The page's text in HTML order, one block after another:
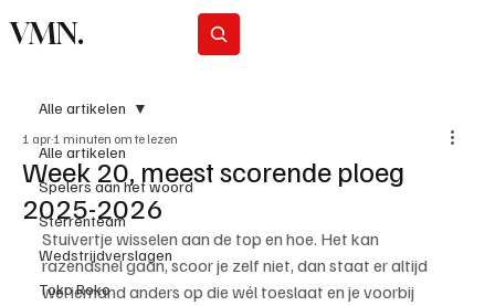
VMN.
Alle artikelen
Spelers aan het woord
Sterrenteam
Wedstrijdverslagen
Toko Roko
Alle artikelen
Week 20, meest scorende ploeg
2025-2026
1 apr 1 minuten om te lezen
Stuivertje wisselen aan de top en hoe. Het kan
razendsnel gaan, scoor je zelf niet, dan staat er altijd
wel iemand anders op die wél toeslaat en je voorbij